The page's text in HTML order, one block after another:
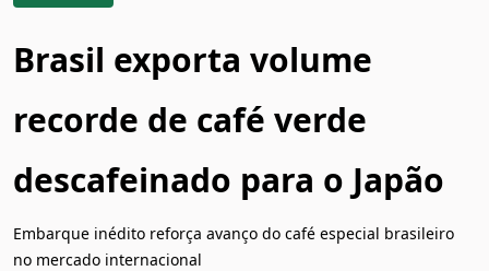
Brasil exporta volume
recorde de café verde
descafeinado para o Japão
Embarque inédito reforça avanço do café especial brasileiro
no mercado internacional